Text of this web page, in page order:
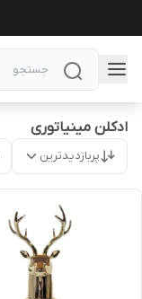
ادکلن مینیاتوری
پربازدیدترین